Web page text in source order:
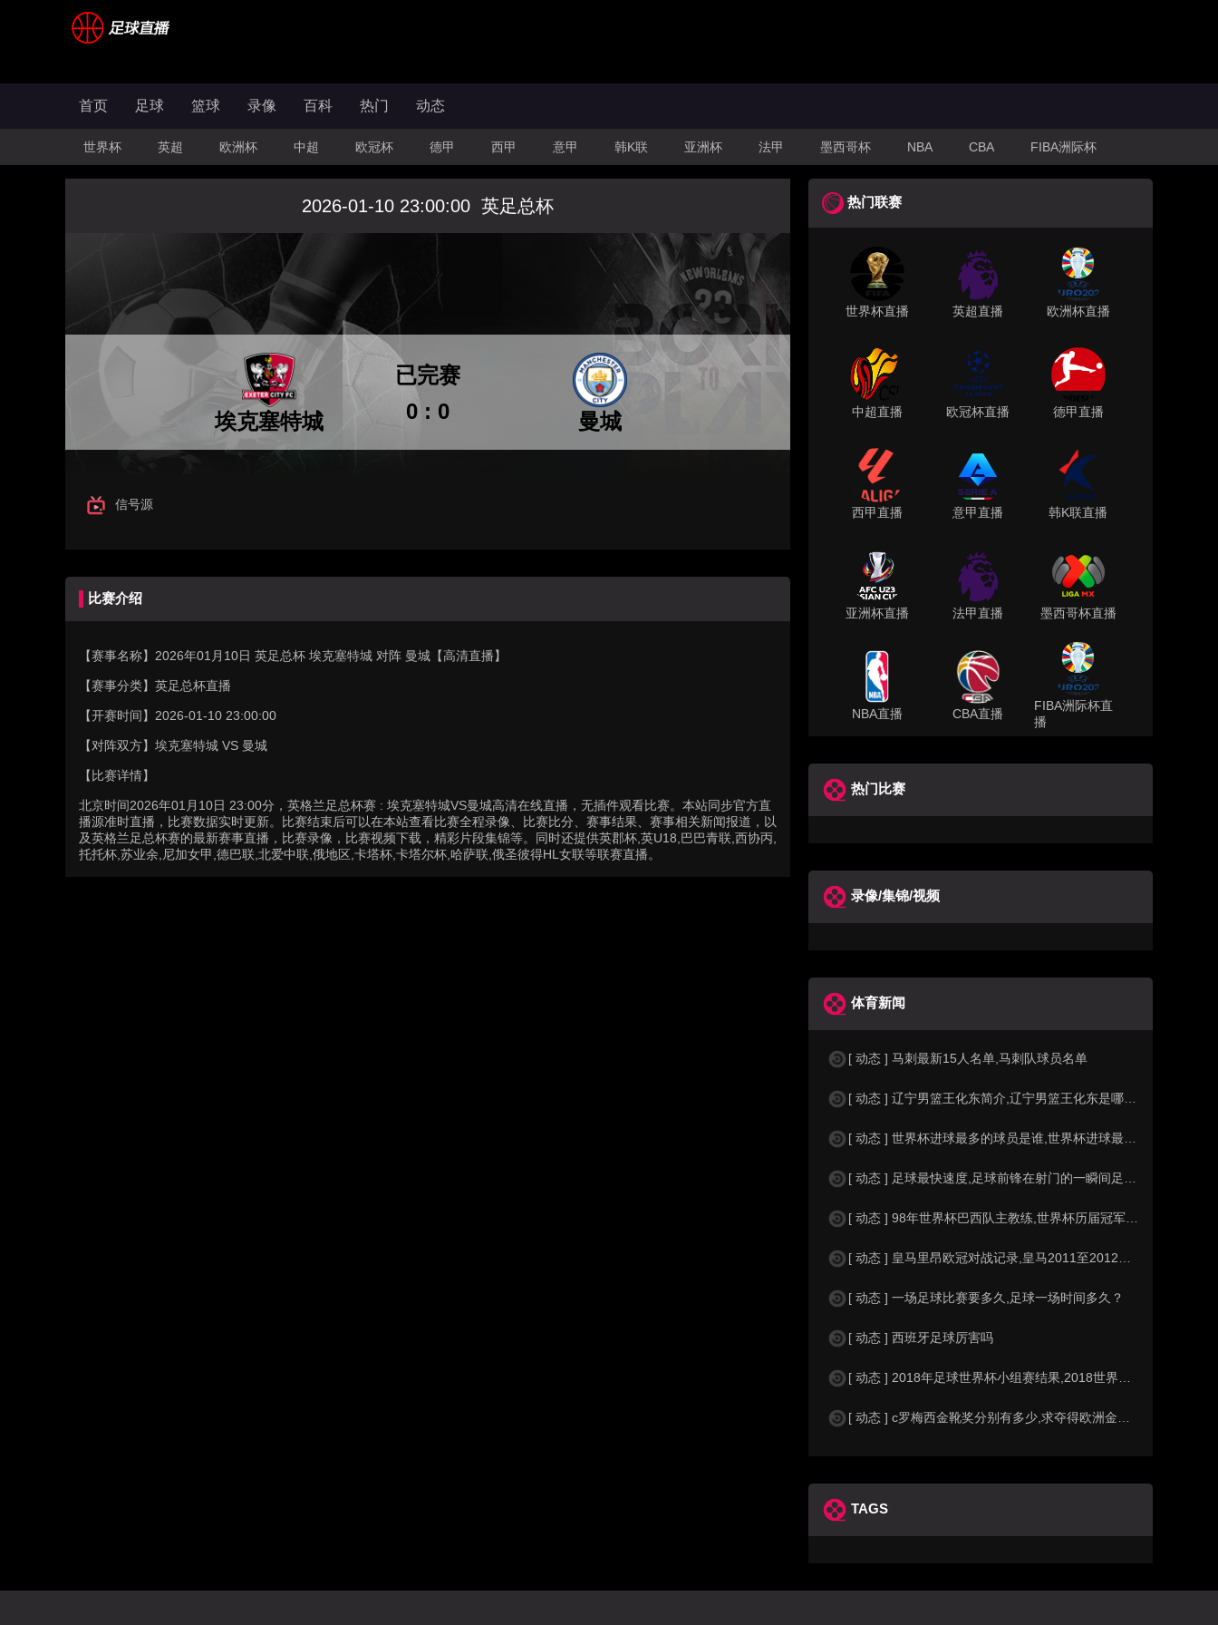
首页 足球 篮球 录像 百科 热门 动态
世界杯 英超 欧洲杯 中超 欧冠杯 德甲 西甲 意甲 韩K联 亚洲杯 法甲 墨西哥杯 NBA CBA FIBA洲际杯
2026-01-10 23:00:00 英足总杯
埃克塞特城 0 : 0
已完赛
曼城
信号源
比赛介绍
【赛事名称】 2026年01月10日 英足总杯 埃克塞特城 对阵 曼城【高清直播】
【赛事分类】 英足总杯直播
【开赛时间】 2026-01-10 23:00:00
【对阵双方】 埃克塞特城 VS 曼城
【比赛详情】
北京时间2026年01月10日 23:00分，英格兰足总杯赛 : 埃克塞特城VS曼城高清在线直播，无插件观看比赛。本站同步官方直
播源准时直播，比赛数据实时更新。比赛结束后可以在本站查看比赛全程录像、比赛比分、赛事结果、赛事相关新闻报道，以
及英格兰足总杯赛的最新赛事直播，比赛录像，比赛视频下载，精彩片段集锦等。同时还提供英郡杯,英U18,巴巴青联,西协丙,
托托杯,苏业余,尼加女甲,德巴联,北爱中联,俄地区,卡塔杯,卡塔尔杯,哈萨联,俄圣彼得HL女联等联赛直播。
热门联赛
世界杯直播 英超直播 欧洲杯直播
中超直播 欧冠杯直播 德甲直播
西甲直播 意甲直播 韩K联直播
亚洲杯直播 法甲直播 墨西哥杯直播
NBA直播 CBA直播
FIBA洲际杯直
播
热门比赛
录像/集锦/视频
体育新闻
[ 动态 ] 马刺最新15人名单,马刺队球员名单
[ 动态 ] 辽宁男篮王化东简介,辽宁男篮王化东是哪里人？
[ 动态 ] 世界杯进球最多的球员是谁,世界杯进球最多的球员是谁？
[ 动态 ] 足球最快速度,足球前锋在射门的一瞬间足球的速度有多快？？
[ 动态 ] 98年世界杯巴西队主教练,世界杯历届冠军球队教练
[ 动态 ] 皇马里昂欧冠对战记录,皇马2011至2012欧冠赛程&nbs
[ 动态 ] 一场足球比赛要多久,足球一场时间多久？
[ 动态 ] 西班牙足球厉害吗
[ 动态 ] 2018年足球世界杯小组赛结果,2018世界杯中国进入a组
[ 动态 ] c罗梅西金靴奖分别有多少,求夺得欧洲金靴奖与各大联赛金靴奖最
TAGS